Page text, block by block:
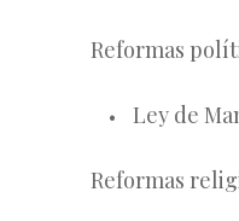
Reformas
Ley de
Reformas